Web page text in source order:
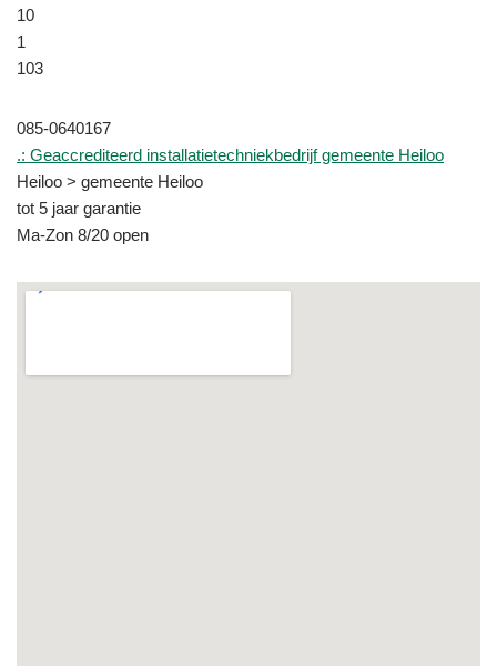
10
1
103
085-0640167
.: Geaccrediteerd installatietechniekbedrijf gemeente Heiloo
Heiloo > gemeente Heiloo
tot 5 jaar garantie
Ma-Zon 8/20 open